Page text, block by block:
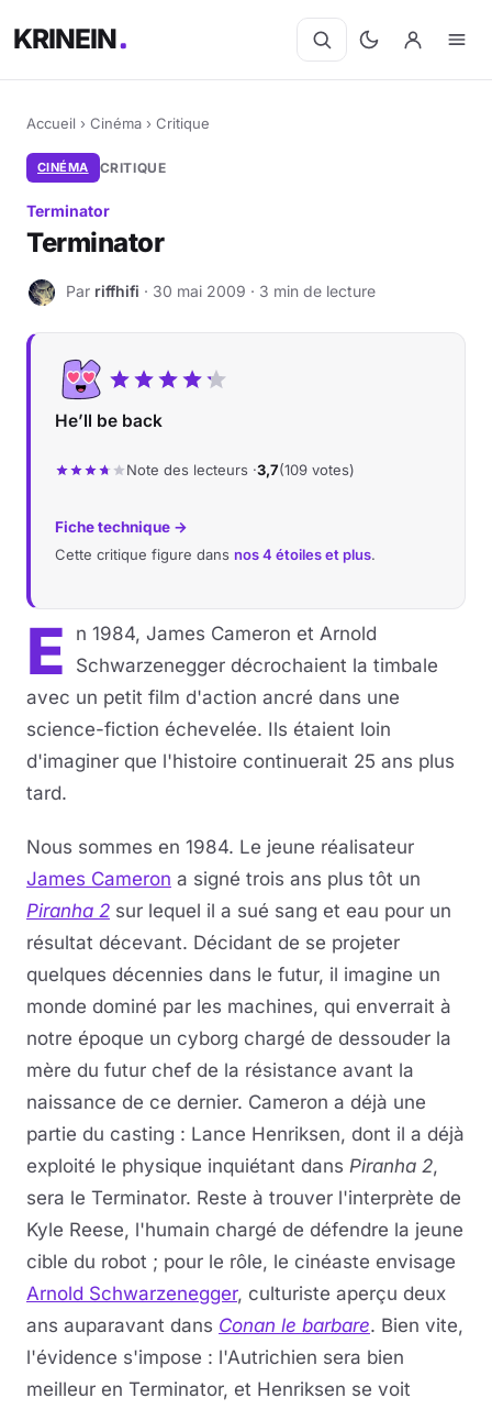
KRINEIN
Accueil › Cinéma › Critique
CINÉMA CRITIQUE
Terminator
Terminator
R Par riffhifi · 30 mai 2009 · 3 min de lecture
He’ll be back
Note des lecteurs ·3,7(109 votes)
Fiche technique →
Cette critique figure dans nos 4 étoiles et plus.
E
n 1984, James Cameron et Arnold
Schwarzenegger décrochaient la timbale
avec un petit film d'action ancré dans une
science-fiction échevelée. Ils étaient loin
d'imaginer que l'histoire continuerait 25 ans plus
tard.
Nous sommes en 1984. Le jeune réalisateur
James Cameron a signé trois ans plus tôt un
Piranha 2 sur lequel il a sué sang et eau pour un
résultat décevant. Décidant de se projeter
quelques décennies dans le futur, il imagine un
monde dominé par les machines, qui enverrait à
notre époque un cyborg chargé de dessouder la
mère du futur chef de la résistance avant la
naissance de ce dernier. Cameron a déjà une
partie du casting : Lance Henriksen, dont il a déjà
exploité le physique inquiétant dans Piranha 2,
sera le Terminator. Reste à trouver l'interprète de
Kyle Reese, l'humain chargé de défendre la jeune
cible du robot ; pour le rôle, le cinéaste envisage
Arnold Schwarzenegger, culturiste aperçu deux
ans auparavant dans Conan le barbare. Bien vite,
l'évidence s'impose : l'Autrichien sera bien
meilleur en Terminator, et Henriksen se voit